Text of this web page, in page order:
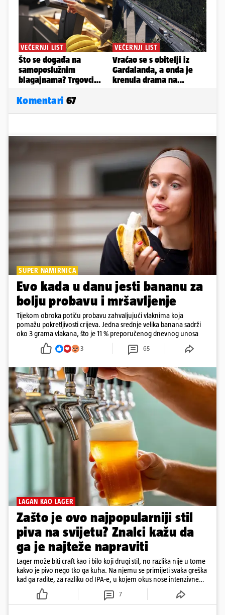
Komentari 67
SUPER NAMIRNICA
Evo kada u danu jesti bananu za
bolju probavu i mršavljenje
Tijekom obroka potiču probavu zahvaljujući vlaknima koja
pomažu pokretljivosti crijeva. Jedna srednje velika banana sadrži
oko 3 grama vlakana, što je 11 % preporučenog dnevnog unosa
3 65
LAGAN KAO LAGER
Zašto je ovo najpopularniji stil
piva na svijetu? Znalci kažu da
ga je najteže napraviti
Lager može biti craft kao i bilo koji drugi stil, no razlika nije u tome
kakvo je pivo nego tko ga kuha. Na njemu se primijeti svaka greška
kad ga radite, za razliku od IPA-e, u kojem okus nose intenzivne
7